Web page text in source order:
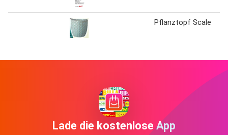
Pflanztopf Scale
Lade die kostenlose App